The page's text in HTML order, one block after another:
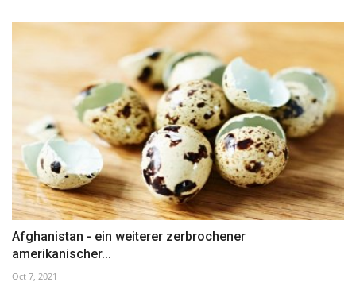
Afghanistan - ein weiterer zerbrochener
amerikanischer...
Oct 7, 2021